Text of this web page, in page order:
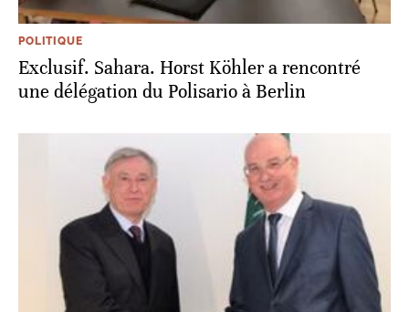
POLITIQUE
Exclusif. Sahara. Horst Köhler a rencontré
une délégation du Polisario à Berlin